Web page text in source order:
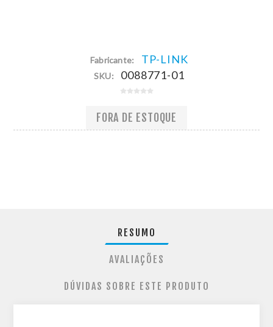
Fabricante: TP-LINK
SKU: 0088771-01
FORA DE ESTOQUE
RESUMO
AVALIAÇÕES
DÚVIDAS SOBRE ESTE PRODUTO